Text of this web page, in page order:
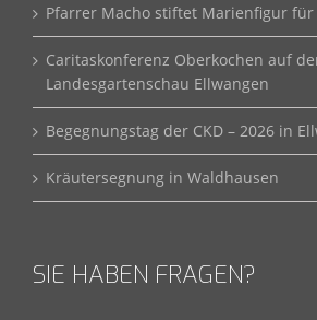
Pfarrer Macho stiftet Marienfigur für
Caritaskonferenz Oberkochen auf
Landesgartenschau Ellwangen
Begegnungstag der CKD – 2026 in
Kräutersegnung in Waldhausen
SIE HABEN FRAGEN?